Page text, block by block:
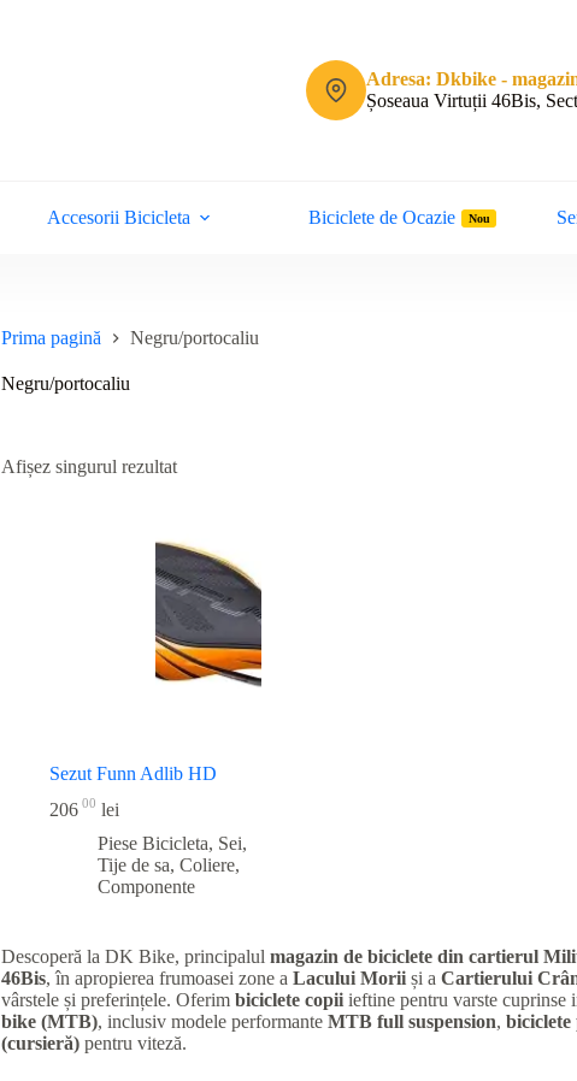
Adresa: Dkbike -
Șoseaua Virtuții 46Bis,
Accesorii Bicicleta Biciclete de Ocazie Nou
Prima pagină Negru/portocaliu
Negru/portocaliu
Afișez singurul rezultat
Sezut Funn Adlib HD
206 00 lei
Piese Bicicleta, Sei,
Tije de sa, Coliere,
Componente
Descoperă la DK Bike, principalul magazin de biciclete din cartierul
46Bis, în apropierea frumoasei zone a Lacului Moriiși a Cartierului
vârstele și preferințele. Oferim biciclete copiiieftine pentru varste cuprinse
bike (MTB), inclusiv modele performante MTB full suspension, biciclete
(cursieră)pentru viteză.